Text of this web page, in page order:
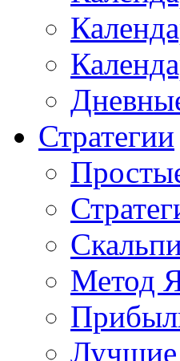
Стратегии
Метод
Лучшие